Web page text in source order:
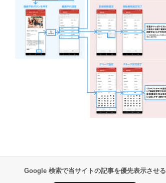
Google 検索で当サイトの記事を優先表示させる